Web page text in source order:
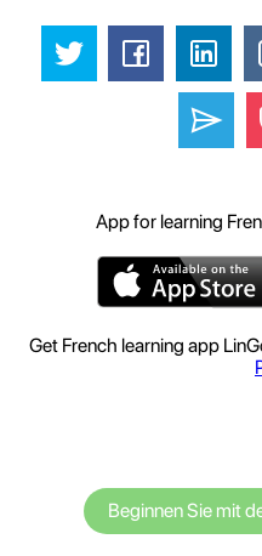
App for learning
Get French learning app
Beginnen Sie mit